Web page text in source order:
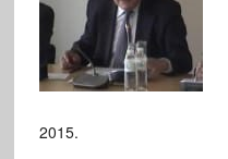
2015.